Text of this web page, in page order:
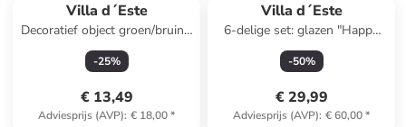
Villa d´Este
Decoratief object groen/bruin -
(B)25 x (H)27 cm
-25%
€ 13,49
Adviesprijs (AVP): € 18,00*
Villa d´Este
6-delige set: glazen "Happy
Hour" lichtbruin/beige/geel -
500 ml
-50%
€ 29,99
Adviesprijs (AVP): € 60,00*